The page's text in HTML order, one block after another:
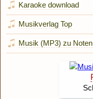
Karaoke download
Musikverlag Top
Musik (MP3) zu Noten